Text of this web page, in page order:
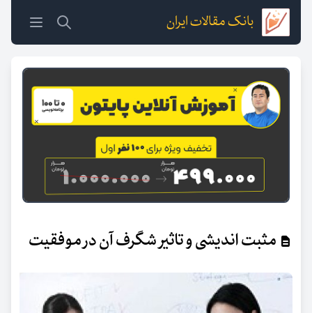
بانک مقالات ایران
مثبت اندیشی و تاثیر شگرف آن در موفقیت